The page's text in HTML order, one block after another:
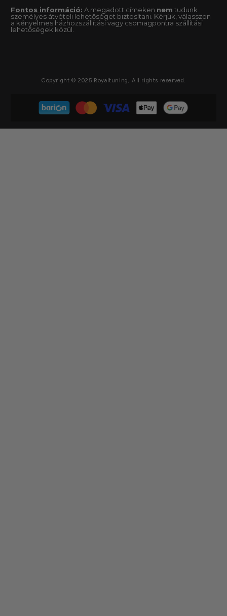
Fontos információ: A megadott címeken nem tudunk
személyes átvételi lehetőséget biztosítani. Kérjük, válasszon
a kényelmes házhozszállítási vagy csomagpontra szállítási
lehetőségek közül.
Copyright © 2025 Royaltuning, All rights reserved.